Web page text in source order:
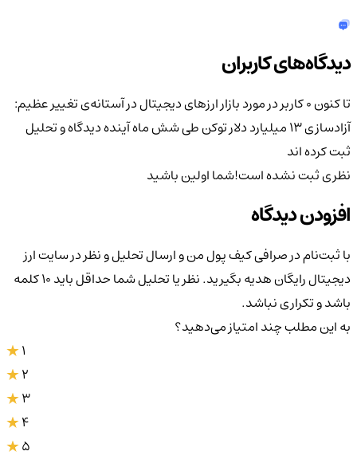
دیدگاه‌های کاربران
تا کنون 0 کاربر در مورد
بازار ارزهای دیجیتال در آستانه‌ی تغییر عظیم:
آزادسازی ۱۳ میلیارد دلار توکن طی شش ماه آینده
دیدگاه و تحلیل
ثبت کرده اند
نظری ثبت نشده است!شما اولین باشید
افزودن دیدگاه
با ثبت‌نام در صرافی کیف پول من و ارسال تحلیل و نظر در سایت ارز
دیجیتال رایگان هدیه بگیرید. نظر یا تحلیل شما حداقل باید ۱۰ کلمه
باشد و تکراری نباشد.
به این مطلب چند امتیاز می‌دهید؟
3
4
5